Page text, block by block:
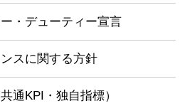
・デューティー宣言
スに関する方針
共通KPI・独自指標）